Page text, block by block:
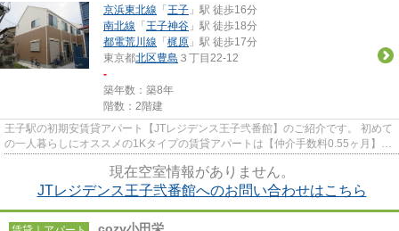
京浜東北線 「 王子 」駅 徒歩16分
南北線 「 王子神谷 」駅 徒歩18分
都電荒川線 「 梶原 」駅 徒歩17分
東京都北区豊島 ３丁目22-12
-
築年数：築8年
階数：2階建
王子駅の初期安賃貸アパート【JTレジデンス王子弐番館】のご紹介です。 初めて
の一人暮らしにオススメの1Kタイプの賃貸アパートは【仲介手数料0.55ヶ月】で
現在空室情報がありません。
JTレジデンス王子弐番館へのお問い合わせはこちら